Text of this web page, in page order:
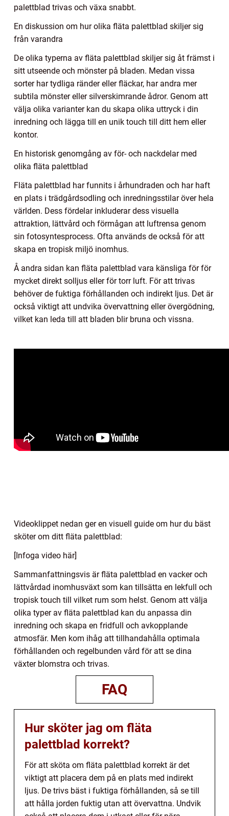
palettblad trivas och växa snabbt.
En diskussion om hur olika fläta palettblad skiljer sig
från varandra
De olika typerna av fläta palettblad skiljer sig åt främst i
sitt utseende och mönster på bladen. Medan vissa
sorter har tydliga ränder eller fläckar, har andra mer
subtila mönster eller silverskimrande ådror. Genom att
välja olika varianter kan du skapa olika uttryck i din
inredning och lägga till en unik touch till ditt hem eller
kontor.
En historisk genomgång av för- och nackdelar med
olika fläta palettblad
Fläta palettblad har funnits i århundraden och har haft
en plats i trädgårdsodling och inredningsstilar över hela
världen. Dess fördelar inkluderar dess visuella
attraktion, lättvård och förmågan att luftrensa genom
sin fotosyntesprocess. Ofta används de också för att
skapa en tropisk miljö inomhus.
Å andra sidan kan fläta palettblad vara känsliga för för
mycket direkt solljus eller för torr luft. För att trivas
behöver de fuktiga förhållanden och indirekt ljus. Det är
också viktigt att undvika övervattning eller övergödning,
vilket kan leda till att bladen blir bruna och vissna.
Videoklippet nedan ger en visuell guide om hur du bäst
sköter om ditt fläta palettblad:
[Infoga video här]
Sammanfattningsvis är fläta palettblad en vacker och
lättvårdad inomhusväxt som kan tillsätta en lekfull och
tropisk touch till vilket rum som helst. Genom att välja
olika typer av fläta palettblad kan du anpassa din
inredning och skapa en fridfull och avkopplande
atmosfär. Men kom ihåg att tillhandahålla optimala
förhållanden och regelbunden vård för att se dina
växter blomstra och trivas.
FAQ
Hur sköter jag om fläta
palettblad korrekt?
För att sköta om fläta palettblad korrekt är det
viktigt att placera dem på en plats med indirekt
ljus. De trivs bäst i fuktiga förhållanden, så se till
att hålla jorden fuktig utan att övervattna. Undvik